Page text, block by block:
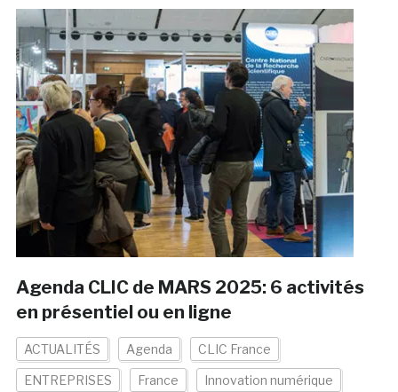
Agenda CLIC de MARS 2025: 6 activités
en présentiel ou en ligne
ACTUALITÉS Agenda CLIC France
ENTREPRISES France Innovation numérique